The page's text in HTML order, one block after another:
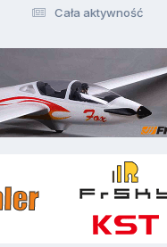
Cała aktywność